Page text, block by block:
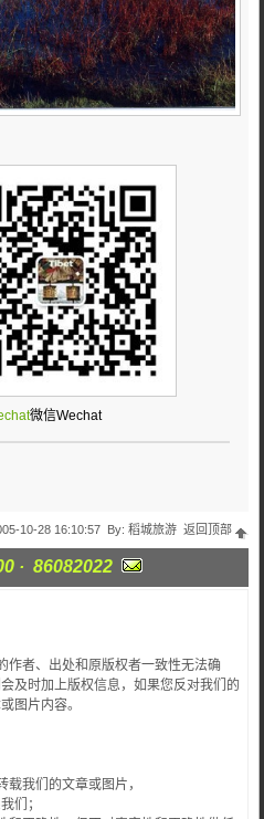
微信Wechat
10-28 16:10:57 By: 稻城旅游 返回顶部
· 86082022
作者、出处和原版权者一致性无法确
及时加上版权信息，如果您反对我们的
图片内容。
我们的文章或图片，
们；